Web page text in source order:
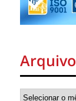
Arquivo